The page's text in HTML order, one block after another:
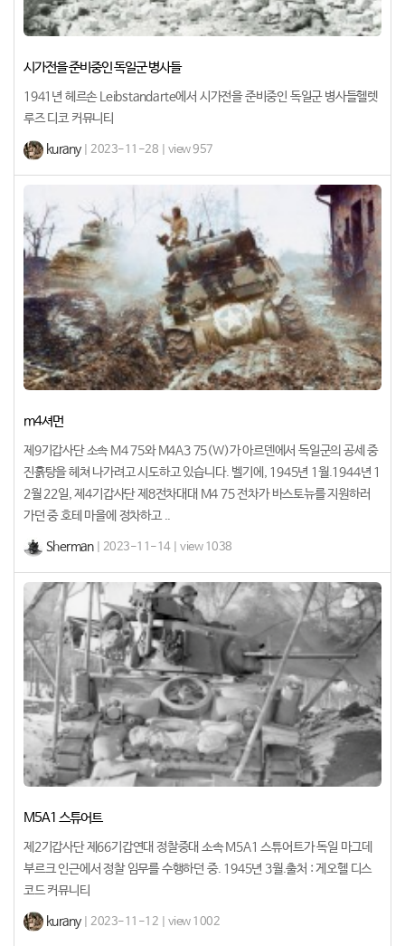
시가전을 준비중인 독일군 병사들
1941년 헤르손 Leibstandarte에서 시가전을 준비중인 독일군 병사들헬렛
루즈 디코 커뮤니티
kurany| 2023-11-28 | view 957
m4셔먼
제9기갑사단 소속 M4 75와 M4A3 75(W)가 아르덴에서 독일군의 공세 중
진흙탕을 헤쳐 나가려고 시도하고 있습니다. 벨기에, 1945년 1월.1944년 1
2월 22일, 제4기갑사단 제8전차대대 M4 75 전차가 바스토뉴를 지원하러
가던 중 호테 마을에 정차하고 ..
Sherman| 2023-11-14 | view 1038
M5A1 스튜어트
제2기갑사단 제66기갑연대 정찰중대 소속 M5A1 스튜어트가 독일 마그데
부르크 인근에서 정찰 임무를 수행하던 중. 1945년 3월.출처 : 게오헬 디스
코드 커뮤니티
kurany| 2023-11-12 | view 1002